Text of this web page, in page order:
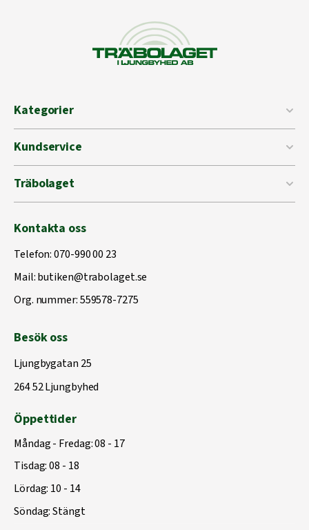
Kategorier
Kundservice
Träbolaget
Kontakta oss
Telefon:070-990 00 23
Mail:butiken@trabolaget.se
Org. nummer: 559578-7275
Besök oss
Ljungbygatan 25
264 52 Ljungbyhed
Öppettider
Måndag - Fredag: 08 - 17
Tisdag: 08 - 18
Lördag: 10 - 14
Söndag: Stängt